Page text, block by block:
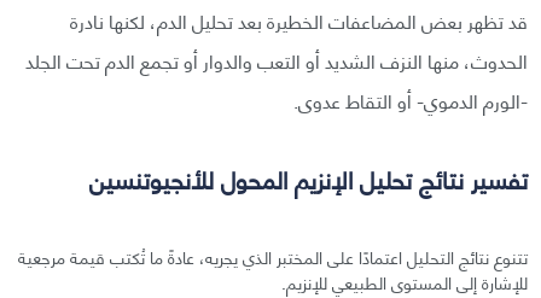
قد تظهر بعض المضاعفات الخطيرة بعد تحليل الدم، لكنها نادرة
الحدوث، منها النزف الشديد أو التعب والدوار أو تجمع الدم تحت الجلد
-الورم الدموي- أو التقاط عدوى.
تفسير نتائج تحليل الإنزيم المحول للأنجيوتنسين
تتنوع نتائج التحليل اعتمادًا على المختبر الذي يجريه، عادةً ما تُكتب قيمة مرجعية
للإشارة إلى المستوى الطبيعي للإنزيم.